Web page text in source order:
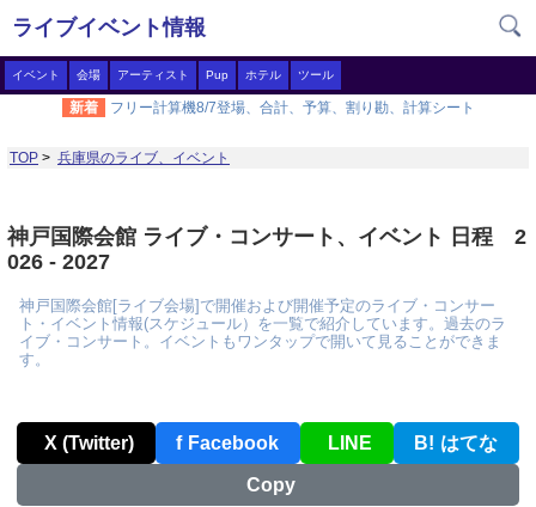
ライブイベント情報
イベント 会場 アーティスト Pup ホテル ツール
新着 フリー計算機8/7登場、合計、予算、割り勘、計算シート
TOP > 兵庫県のライブ、イベント
神戸国際会館 ライブ・コンサート、イベント 日程 2
026 - 2027
神戸国際会館[ライブ会場]で開催および開催予定のライブ・コンサー
ト・イベント情報(スケジュール）を一覧で紹介しています。過去のラ
イブ・コンサート。イベントもワンタップで開いて見ることができま
す。
X (Twitter) f Facebook LINE B! はてな
Copy